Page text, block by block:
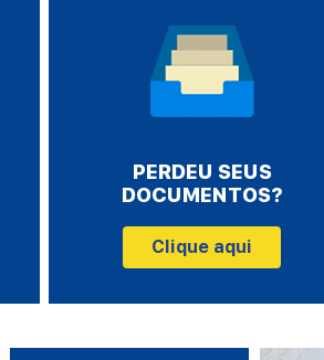
PERDEU SEUS
DOCUMENTOS?
Clique aqui